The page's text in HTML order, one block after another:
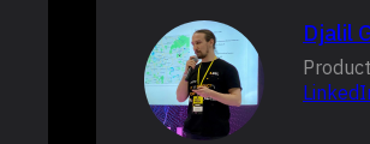
Djalil